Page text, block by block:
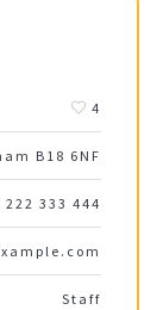
4
B18 6NF
222 333 444
Staff